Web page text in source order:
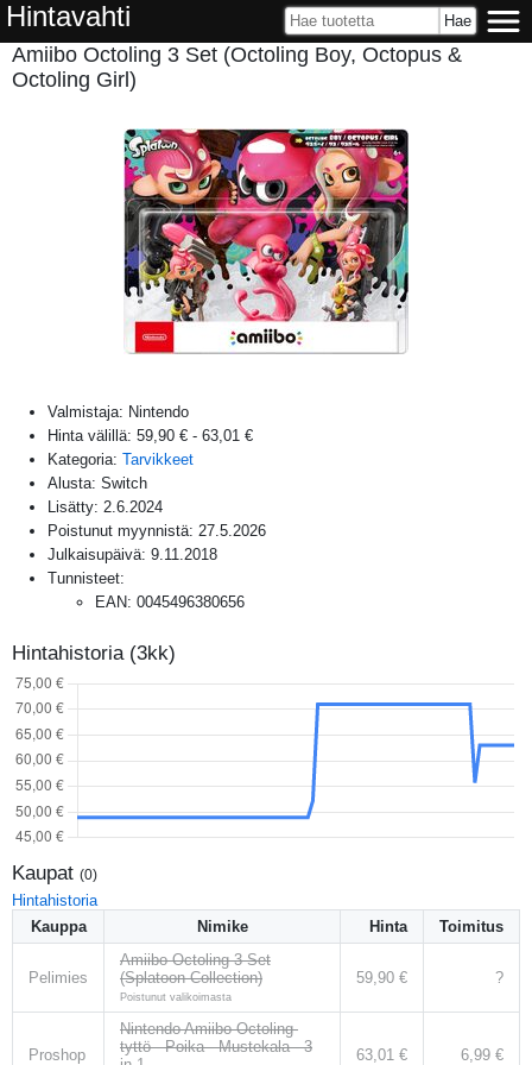
Hintavahti
Amiibo Octoling 3 Set (Octoling Boy, Octopus &
Octoling Girl)
Valmistaja: Nintendo
Hinta välillä: 59,90 € - 63,01 €
Kategoria: Tarvikkeet
Alusta: Switch
Lisätty: 2.6.2024
Poistunut myynnistä: 27.5.2026
Julkaisupäivä: 9.11.2018
Tunnisteet:
EAN: 0045496380656
Hintahistoria (3kk)
Kaupat (0)
Hintahistoria
Kauppa
Nimike Hinta Toimitus
Pelimies
Amiibo Octoling 3 Set
(Splatoon Collection)
Poistunut valikoimasta
59,90 € ?
Proshop
Nintendo Amiibo Octoling-
tyttö - Poika - Mustekala - 3
63,01 € 6,99 €